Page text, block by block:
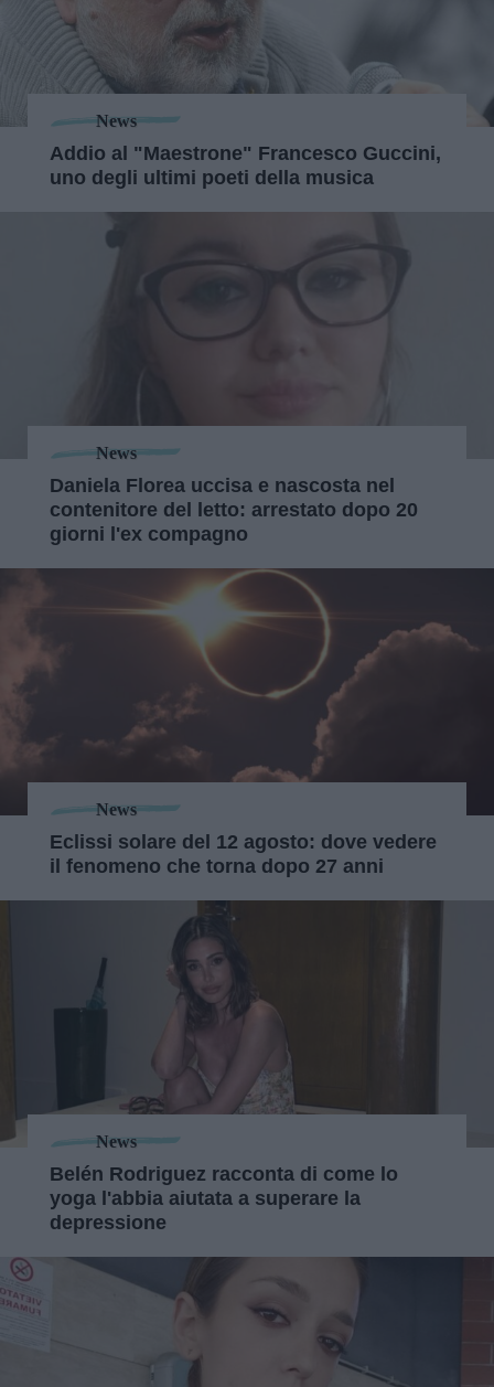
News
Addio al "Maestrone" Francesco Guccini,
uno degli ultimi poeti della musica
News
Daniela Florea uccisa e nascosta nel
contenitore del letto: arrestato dopo 20
giorni l'ex compagno
News
Eclissi solare del 12 agosto: dove vedere
il fenomeno che torna dopo 27 anni
News
Belén Rodriguez racconta di come lo
yoga l'abbia aiutata a superare la
depressione